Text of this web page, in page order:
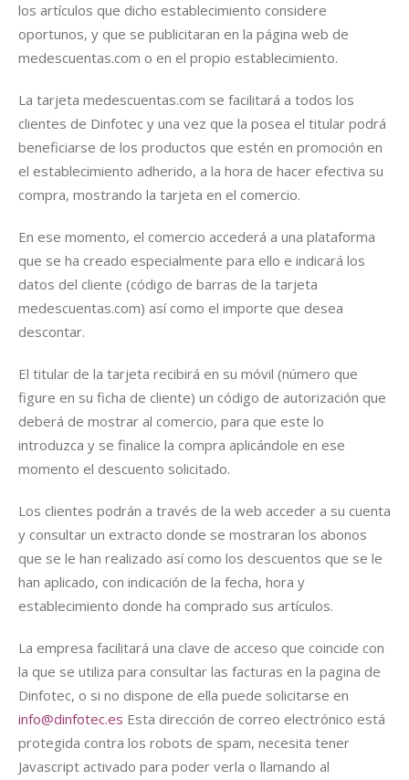
los artículos que dicho establecimiento considere
oportunos, y que se publicitaran en la página web de
medescuentas.com o en el propio establecimiento.
La tarjeta medescuentas.com se facilitará a todos los
clientes de Dinfotec y una vez que la posea el titular podrá
beneficiarse de los productos que estén en promoción en
el establecimiento adherido, a la hora de hacer efectiva su
compra, mostrando la tarjeta en el comercio.
En ese momento, el comercio accederá a una plataforma
que se ha creado especialmente para ello e indicará los
datos del cliente (código de barras de la tarjeta
medescuentas.com) así como el importe que desea
descontar.
El titular de la tarjeta recibirá en su móvil (número que
figure en su ficha de cliente) un código de autorización que
deberá de mostrar al comercio, para que este lo
introduzca y se finalice la compra aplicándole en ese
momento el descuento solicitado.
Los clientes podrán a través de la web acceder a su cuenta
y consultar un extracto donde se mostraran los abonos
que se le han realizado así como los descuentos que se le
han aplicado, con indicación de la fecha, hora y
establecimiento donde ha comprado sus artículos.
La empresa facilitará una clave de acceso que coincide con
la que se utiliza para consultar las facturas en la pagina de
Dinfotec, o si no dispone de ella puede solicitarse en
info@dinfotec.es Esta dirección de correo electrónico está
protegida contra los robots de spam, necesita tener
Javascript activado para poder verla o llamando al